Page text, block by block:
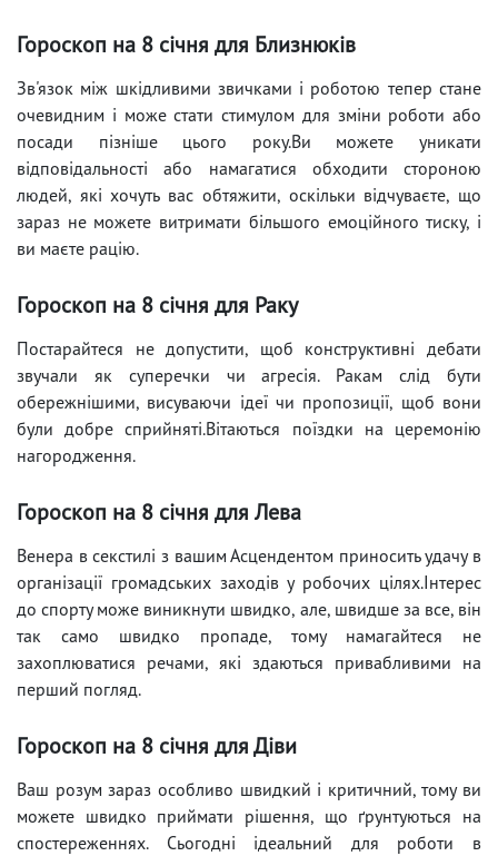
Гороскоп на 8 січня для Близнюків
Зв'язок між шкідливими звичками і роботою тепер стане
очевидним і може стати стимулом для зміни роботи або
посади пізніше цього року.Ви можете уникати
відповідальності або намагатися обходити стороною
людей, які хочуть вас обтяжити, оскільки відчуваєте, що
зараз не можете витримати більшого емоційного тиску, і
ви маєте рацію.
Гороскоп на 8 січня для Раку
Постарайтеся не допустити, щоб конструктивні дебати
звучали як суперечки чи агресія. Ракам слід бути
обережнішими, висуваючи ідеї чи пропозиції, щоб вони
були добре сприйняті.Вітаються поїздки на церемонію
нагородження.
Гороскоп на 8 січня для Лева
Венера в секстилі з вашим Асцендентом приносить удачу в
організації громадських заходів у робочих цілях.Інтерес
до спорту може виникнути швидко, але, швидше за все, він
так само швидко пропаде, тому намагайтеся не
захоплюватися речами, які здаються привабливими на
перший погляд.
Гороскоп на 8 січня для Діви
Ваш розум зараз особливо швидкий і критичний, тому ви
можете швидко приймати рішення, що ґрунтуються на
спостереженнях. Сьогодні ідеальний для роботи в